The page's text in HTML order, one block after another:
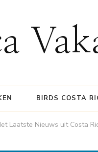
BIRDS COSTA
Laatste Nieuws uit Costa